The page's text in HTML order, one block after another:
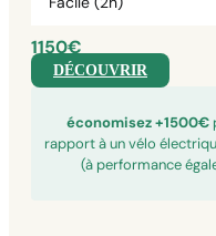
1150€
DÉCOUVRIR
économisez +1500€
rapport à un vélo
(à performance